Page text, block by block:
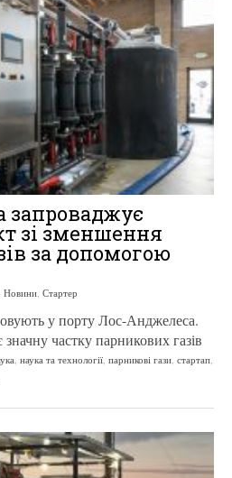
запроваджує
зі зменшення
за допомогою
Новини, Стартер
у порту Лос-Анджелеса.
частку парникових газів
, наука та технології, парникові гази, стартап,